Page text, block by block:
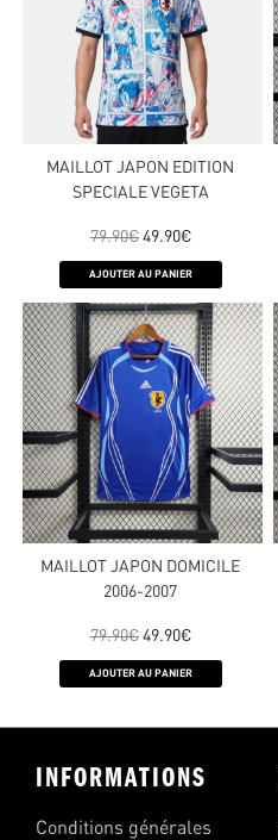
MAILLOT JAPON EDITION
SPECIALE VEGETA
79.90€ 49.90€
AJOUTER AU PANIER
MAILLOT JAPON DOMICILE
2006-2007
79.90€ 49.90€
AJOUTER AU PANIER
INFORMATIONS
Conditions générales